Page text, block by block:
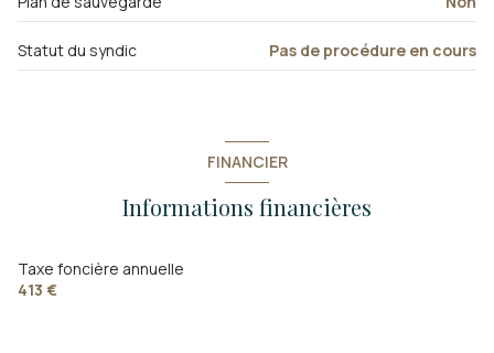
Statut du syndic Pas de procédure en cours
FINANCIER
Informations financières
Taxe foncière annuelle
413 €